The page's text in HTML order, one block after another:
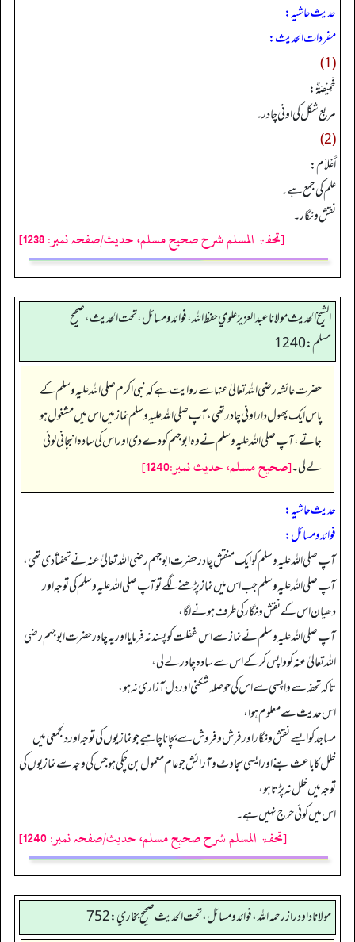
حدیث حاشیہ:
مفردات الحدیث:
(1)
خَمِيْصَةٌ:
مربع شکل کی اونی چادر۔
(2)
أَعْلاَم:
علم کی جمع ہے۔
نقش ونگار۔
[تحفۃ المسلم شرح صحیح مسلم، حدیث/صفحہ نمبر: 1238]
الشيخ الحديث مولانا عبدالعزيز علوي حفظ الله، فوائد و مسائل، تحت الحديث ، صحيح
مسلم: 1240
حضرت عائشہ رضی اللہ تعالیٰ عنہا سے روایت ہے کہ نبی اکرم صلی اللہ علیہ وسلم کے
پاس ایک پھول دار اونی چادر تھی، آپ صلی اللہ علیہ وسلم نماز میں اس میں مشغول ہو
جاتے، آپ صلی اللہ علیہ وسلم نے وہ ابوجہم کو دے دی اور اس کی سادہ انبجانی لوئی
لے لی۔[صحيح مسلم، حديث نمبر:1240]
حدیث حاشیہ:
فوائد ومسائل:
آپ صلی اللہ علیہ وسلم کو ایک منقش چادرحضرت ابوجہم رضی اللہ تعالیٰ عنہ نے تحفتاً دی تھی،
آپ صلی اللہ علیہ وسلم جب اس میں نماز پڑھنے لگے تو آپ صلی اللہ علیہ وسلم کی توجہ اور
دھیان اس کے نقش و نگار کی طرف ہونے لگا،
آپ صلی اللہ علیہ وسلم نے نماز سے اس غفلت کو پسند نہ فرمایا اور یہ چادر حضرت ابوجہم رضی
اللہ تعالیٰ عنہ کو واپس کر کے اس سے سادہ چادر لے لی،
تاکہ تحفہ سے واپسی سے اس کی حوصلہ شکنی اور دل آزاری نہ ہو،
اس حدیث سے معلوم ہوا،
مساجد کو ایسے نقش و نگار اور فرش و فروش سے بچانا چاہیے جو نمازیوں کی توجہ اور دلجمعی میں
خلل کا باعث بنے اور ایسی سجاوٹ وآرائش جو عام معمول بن چکی ہو جس کی وجہ سے نمازیوں کی
توجہ میں خلل نہ پڑتا ہو،
اس میں کوئی حرج نہیں ہے۔
[تحفۃ المسلم شرح صحیح مسلم، حدیث/صفحہ نمبر: 1240]
مولانا داود راز رحمه الله، فوائد و مسائل، تحت الحديث صحيح بخاري: 752